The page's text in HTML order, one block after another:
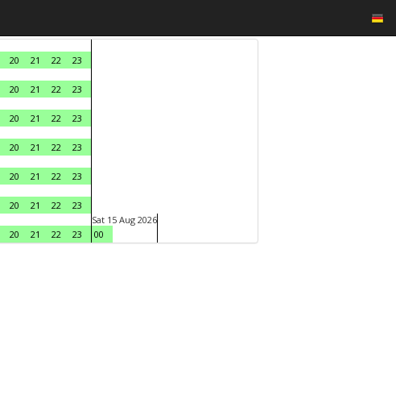
20 21 22
23
20 21 22
23
20 21 22
23
20 21 22
23
20 21 22
23
20 21 22
23
20 21 22 23
Sat 15 Aug 2026
00